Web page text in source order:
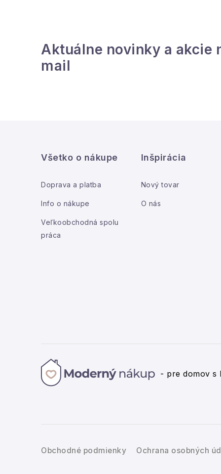
Aktuálne novinky a akcie
mail
Všetko o nákupe
Doprava a platba
Info o nákupe
Veľkoobchodná spolu
práca
Inšpirácia
Nový tovar
O nás
- pre domov s
Obchodné podmienky Ochrana osobných